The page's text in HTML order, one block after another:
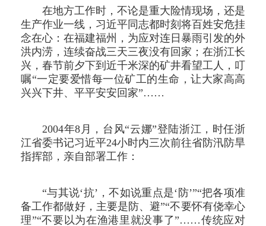
在地方工作时，不论是重大险情现场，还是
生产作业一线，习近平同志都时刻将百姓安危挂
念在心：在福建福州，为应对连日暴雨引发的外
洪内涝，连续奋战三天三夜没有回家；在浙江长
兴，春节前夕下到近千米深的矿井看望工人，叮
嘱“一定要爱惜每一位矿工的生命，让大家高高
兴兴下井、平平安安回家”……
2004年8月，台风“云娜”登陆浙江，时任浙
江省委书记习近平24小时内三次前往省防汛防旱
指挥部，亲自部署工作：
“与其说‘抗’，不如说重点是‘防’”“把各项准
备工作都做好，主要是防、避”“不要怀有侥幸心
理”“不要以为在渔港里就没事了”……传统应对